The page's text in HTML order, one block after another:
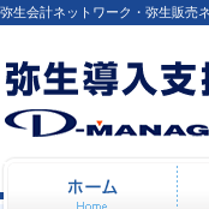
【弥生カレッジ
弥生会計ネットワーク・弥生販売
ホーム